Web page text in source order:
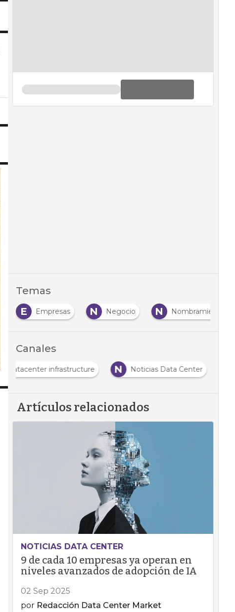
Temas
E Empresas N Negocio N Nombramiento
Canales
Datacenter infrastructure N Noticias Data Center
Artículos relacionados
NOTICIAS DATA CENTER
9 de cada 10 empresas ya operan en
niveles avanzados de adopción de IA
02 Sep 2025
por Redacción Data Center Market